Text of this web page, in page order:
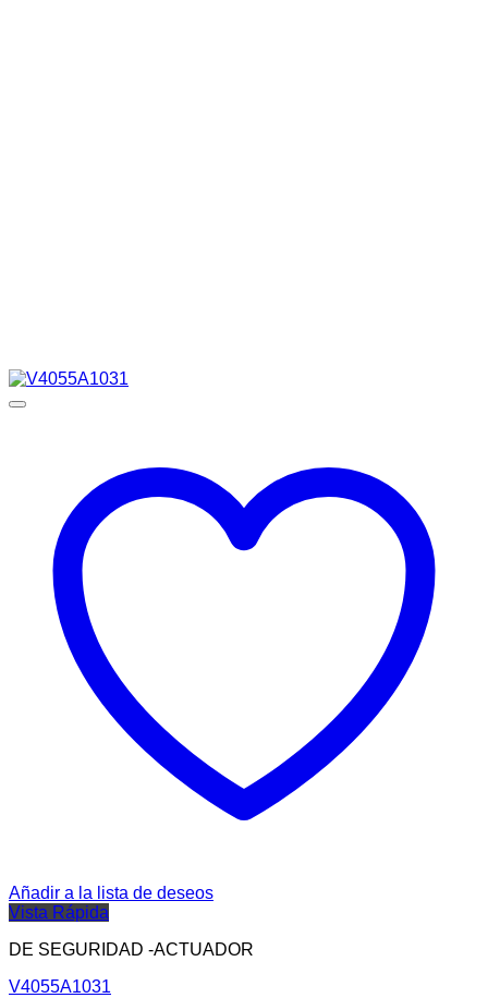
Añadir a la lista de deseos
Vista Rápida
DE SEGURIDAD -ACTUADOR
V4055A1031